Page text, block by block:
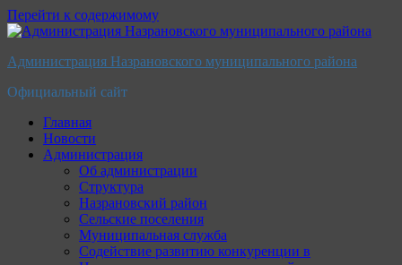
Перейти к содержимому
Администрация Назрановского муниципального района
Официальный сайт
Главная
Новости
Администрация
Об администрации
Структура
Назрановский район
Сельские поселения
Муниципальная служба
Содействие развитию конкуренции в